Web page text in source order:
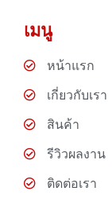
เมนู
หน้าแรก
เกี่ยวกับเรา
สินค้า
รีวิวผลงาน
ติดต่อเรา